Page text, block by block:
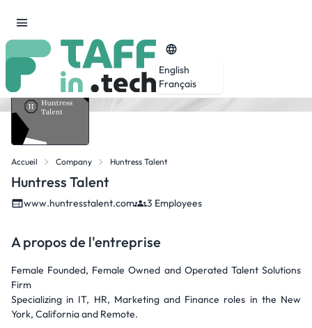
English
Français
Accueil Company Huntress Talent
Huntress Talent
www.huntresstalent.com 3 Employees
A propos de l'entreprise
Female Founded, Female Owned and Operated Talent Solutions
Firm
Specializing in IT, HR, Marketing and Finance roles in the New
York, California and Remote.